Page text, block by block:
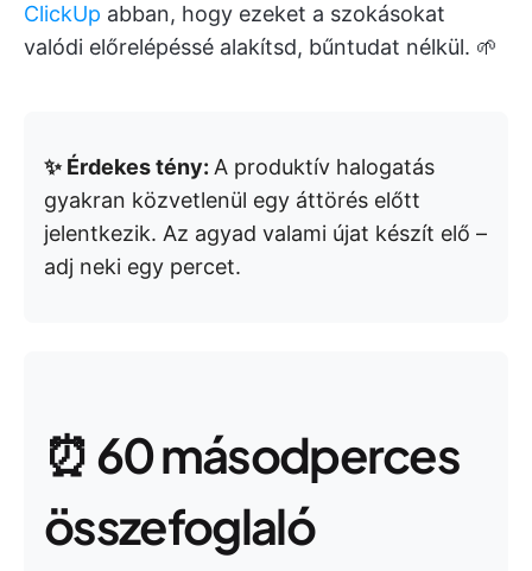
ClickUp abban, hogy ezeket a szokásokat
valódi előrelépéssé alakítsd, bűntudat nélkül. 🌱
✨ Érdekes tény: A produktív halogatás
gyakran közvetlenül egy áttörés előtt
jelentkezik. Az agyad valami újat készít elő –
adj neki egy percet.
⏰ 60 másodperces
összefoglaló